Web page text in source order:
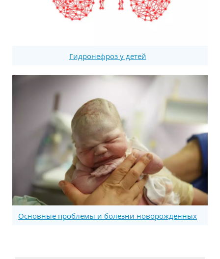
Гидронефроз у детей
Основные проблемы и болезни новорожденных